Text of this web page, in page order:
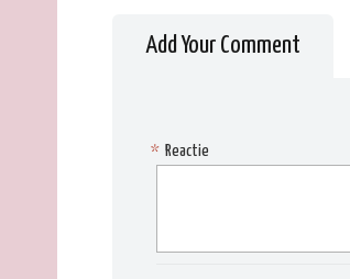
Add Your Comment
Reactie
*